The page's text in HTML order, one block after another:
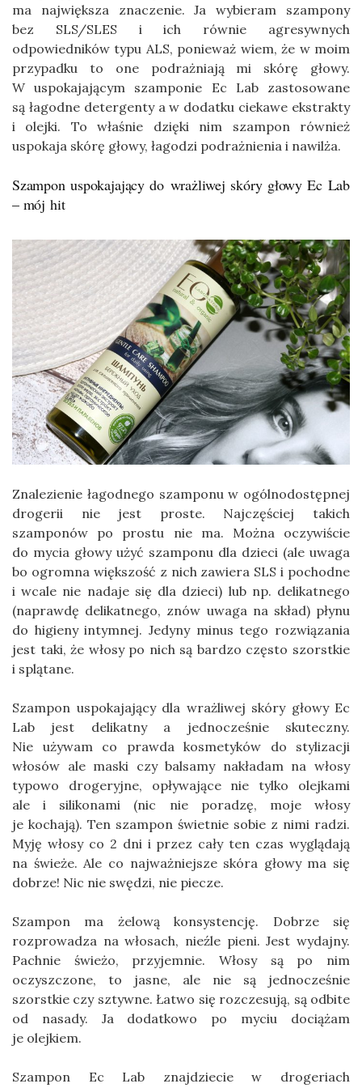
ma największa znaczenie. Ja wybieram szampony
bez SLS/SLES i ich równie agresywnych
odpowiedników typu ALS, ponieważ wiem, że w moim
przypadku to one podrażniają mi skórę głowy.
W uspokajającym szamponie Ec Lab zastosowane
są łagodne detergenty a w dodatku ciekawe ekstrakty
i olejki. To właśnie dzięki nim szampon również
uspokaja skórę głowy, łagodzi podrażnienia i nawilża.
Szampon uspokajający do wrażliwej skóry głowy Ec Lab
– mój hit
Znalezienie łagodnego szamponu w ogólnodostępnej
drogerii nie jest proste. Najczęściej takich
szamponów po prostu nie ma. Można oczywiście
do mycia głowy użyć szamponu dla dzieci (ale uwaga
bo ogromna większość z nich zawiera SLS i pochodne
i wcale nie nadaje się dla dzieci) lub np. delikatnego
(naprawdę delikatnego, znów uwaga na skład) płynu
do higieny intymnej. Jedyny minus tego rozwiązania
jest taki, że włosy po nich są bardzo często szorstkie
i splątane.
Szampon uspokajający dla wrażliwej skóry głowy Ec
Lab jest delikatny a jednocześnie skuteczny.
Nie używam co prawda kosmetyków do stylizacji
włosów ale maski czy balsamy nakładam na włosy
typowo drogeryjne, opływające nie tylko olejkami
ale i silikonami (nic nie poradzę, moje włosy
je kochają). Ten szampon świetnie sobie z nimi radzi.
Myję włosy co 2 dni i przez cały ten czas wyglądają
na świeże. Ale co najważniejsze skóra głowy ma się
dobrze! Nic nie swędzi, nie piecze.
Szampon ma żelową konsystencję. Dobrze się
rozprowadza na włosach, nieźle pieni. Jest wydajny.
Pachnie świeżo, przyjemnie. Włosy są po nim
oczyszczone, to jasne, ale nie są jednocześnie
szorstkie czy sztywne. Łatwo się rozczesują, są odbite
od nasady. Ja dodatkowo po myciu dociążam
je olejkiem.
Szampon Ec Lab znajdziecie w drogeriach